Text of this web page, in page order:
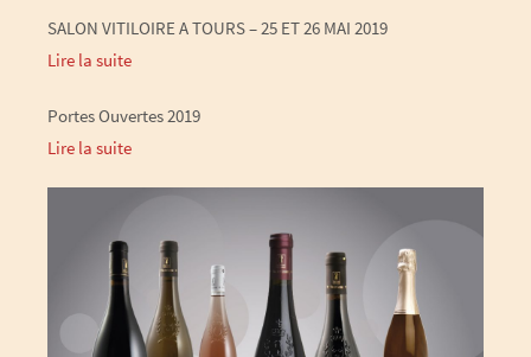
SALON VITILOIRE A TOURS – 25 ET 26 MAI 2019
Lire la suite
Portes Ouvertes 2019
Lire la suite